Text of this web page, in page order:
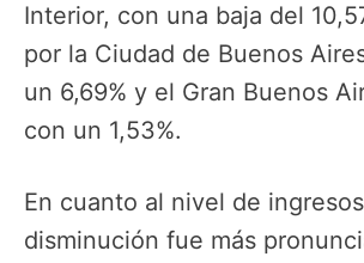
Interior, con una baja del
por la Ciudad de Buenos
un 6,69% y el Gran Buenos
con un 1,53%.
En cuanto al nivel de
disminución fue más